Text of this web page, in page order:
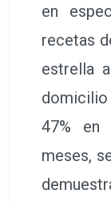
en
recetas
estrella
47% en
meses,